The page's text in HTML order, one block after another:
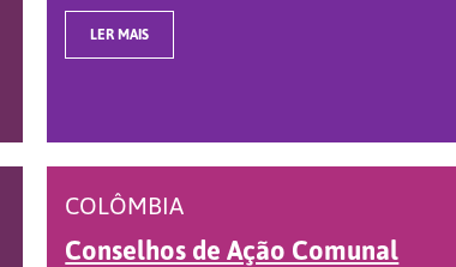
LER MAIS
COLÔMBIA
Conselhos de Ação Comunal